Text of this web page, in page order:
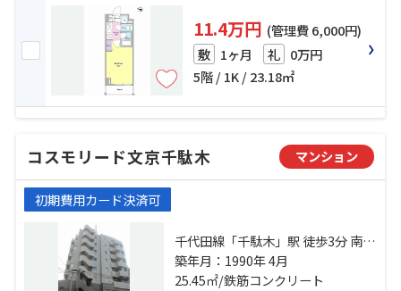
11.4万円 (管理費 6,000円)
敷 1ヶ月 礼 0万円
5階 / 1K / 23.18㎡
コスモリード文京千駄木 マンション
初期費用カード決済可
千代田線「千駄木」駅 徒歩3分 南北
線「本駒込」駅 徒歩10分 南北線
「東大前」駅 徒歩15分
築年月：1990年 4月
25.45㎡/鉄筋コンクリート